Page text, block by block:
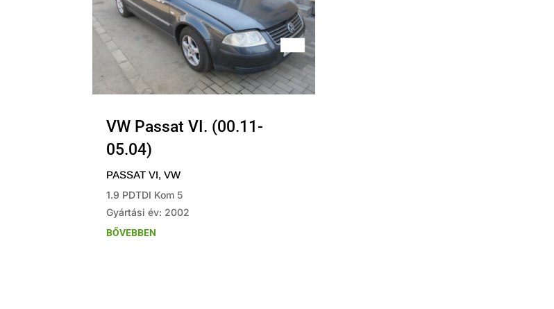
VW Passat VI. (00.11-
05.04)
PASSAT VI,VW
1.9 PDTDI Kom 5
Gyártási év: 2002
BŐVEBBEN